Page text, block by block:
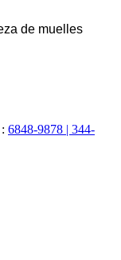
de muelles
6848-9878 | 344-